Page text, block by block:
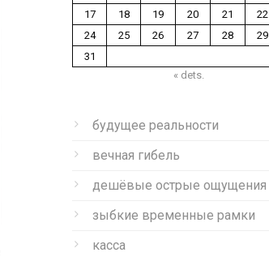
17
18 19 20 21 22
24
25 26 27 28 29
31
« dets.
будущее реальности
вечная гибель
дешёвые острые ощущения
зыбкие временные рамки
касса